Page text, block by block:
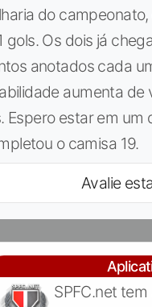
do
gols. Os dois já
anotados cada
aumenta
Espero estar em
o camisa 19.
Avalie
SPFC.net